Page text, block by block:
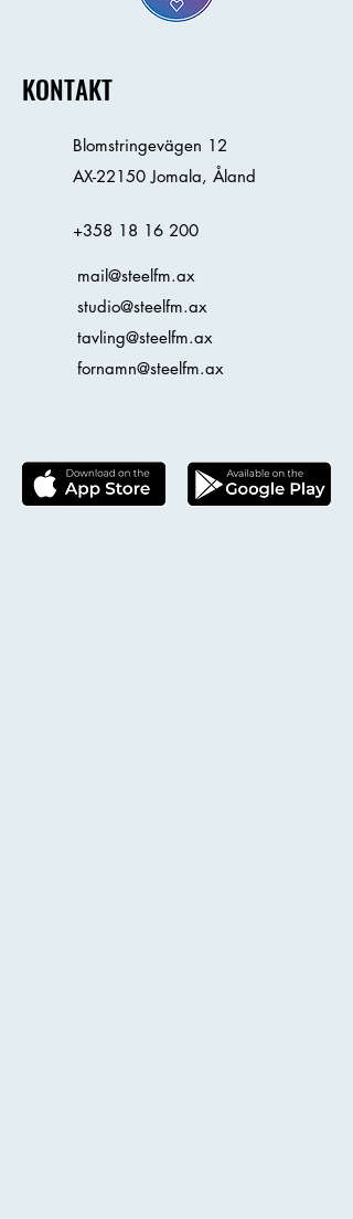
KONTAKT
Blomstringevägen 12
AX-22150 Jomala, Åland
+358 18 16 200
mail@steelfm.ax
studio@steelfm.ax
tavling@steelfm.ax
fornamn@steelfm.ax